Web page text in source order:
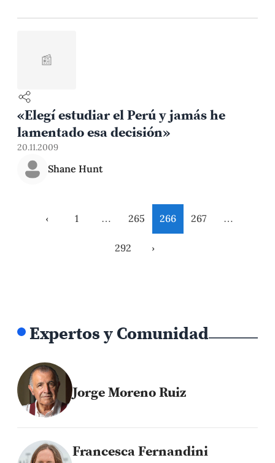
📰
«Elegí estudiar el Perú y jamás he
lamentado esa decisión»
20.11.2009
Shane Hunt
‹ 1 … 265 266 267 …
292 ›
Expertos y Comunidad
Jorge Moreno Ruiz
Francesca Fernandini